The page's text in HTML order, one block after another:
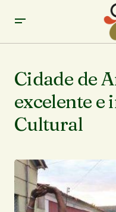
Cidade de
excelente e
Cultural